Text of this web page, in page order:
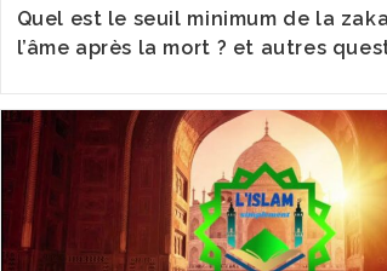
Quel est le seuil minimum de la
l’âme après la mort ? et autres